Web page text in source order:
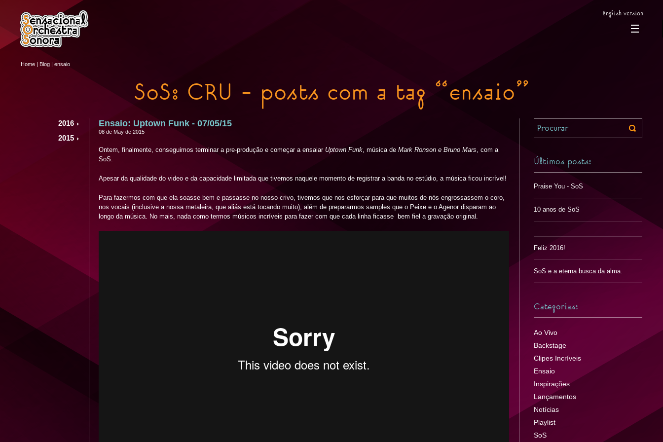
Home | Blog | ensaio
English version
SoS: CRU - posts com a tag “ensaio”
2016
2015
Ensaio: Uptown Funk - 07/05/15
08 de May de 2015
Ontem, finalmente, conseguimos terminar a pre-produção e começar a ensaiar Uptown Funk, música de Mark Ronson e Bruno Mars, com a
SoS.
Apesar da qualidade do video e da capacidade limitada que tivemos naquele momento de registrar a banda no estúdio, a música ficou incrível!
Para fazermos com que ela soasse bem e passasse no nosso crivo, tivemos que nos esforçar para que muitos de nós engrossassem o coro,
nos vocais (inclusive a nossa metaleira, que aliás está tocando muito), além de prepararmos samples que o Peixe e o Agenor disparam ao
longo da música. No mais, nada como termos músicos incríveis para fazer com que cada linha ficasse bem fiel a gravação original.
Procurar
Últimos posts:
Praise You - SoS
10 anos de SoS
Feliz 2016!
SoS e a eterna busca da alma.
Categorias:
Ao Vivo
Backstage
Clipes Incríveis
Ensaio
Inspirações
Lançamentos
Notícias
Playlist
SoS